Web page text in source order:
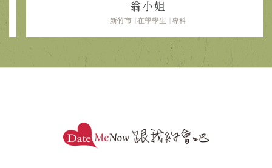
翁小姐
新竹市 在學學生 專科